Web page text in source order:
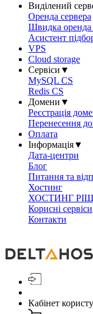
Виділений
Оренда сервера
Швидка оренда
Асистент
VPS
Cloud storage
Сервіси ▼
MySQL CS
Redis CS
Домени ▼
Реєстрація
Перенесення
Оплата
Інформація▼
Дата-центри
Блог
Питання та
Хостинг
ХОСТИНГ
Корисні сервіси
Контакти
Кабінет